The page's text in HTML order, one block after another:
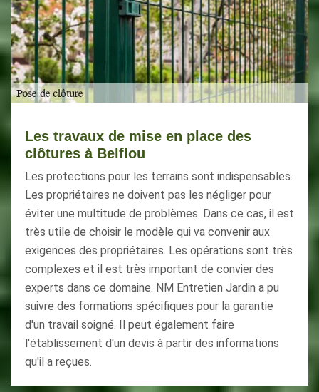
Les travaux de mise en place des
clôtures à Belflou
Les protections pour les terrains sont indispensables.
Les propriétaires ne doivent pas les négliger pour
éviter une multitude de problèmes. Dans ce cas, il est
très utile de choisir le modèle qui va convenir aux
exigences des propriétaires. Les opérations sont très
complexes et il est très important de convier des
experts dans ce domaine. NM Entretien Jardin a pu
suivre des formations spécifiques pour la garantie
d'un travail soigné. Il peut également faire
l'établissement d'un devis à partir des informations
qu'il a reçues.